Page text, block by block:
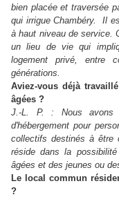
bien placée et traversée
qui irrigue Chambéry. Il
à haut niveau de service.
un lieu de vie qui
logement privé, entre
générations.
Aviez-vous déjà
âgées ?
J.-L. P. : Nous avons
d'hébergement pour
collectifs destinés à être
réside dans la
âgées et des jeunes ou
Le local commun
?